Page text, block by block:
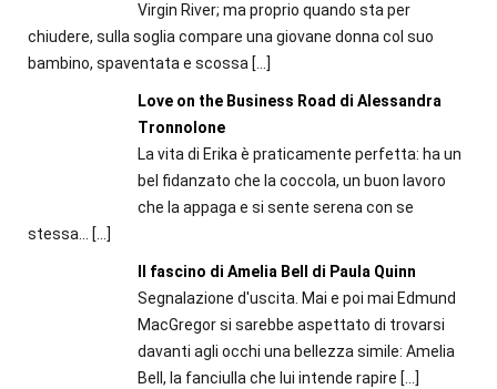
Virgin River; ma proprio quando sta per
chiudere, sulla soglia compare una giovane donna col suo
bambino, spaventata e scossa […]
Love on the Business Road di Alessandra
Tronnolone
La vita di Erika è praticamente perfetta: ha un
bel fidanzato che la coccola, un buon lavoro
che la appaga e si sente serena con se
stessa...
[…]
Il fascino di Amelia Bell di Paula Quinn
Segnalazione d'uscita. Mai e poi mai Edmund
MacGregor si sarebbe aspettato di trovarsi
davanti agli occhi una bellezza simile: Amelia
Bell, la fanciulla che lui intende rapire […]